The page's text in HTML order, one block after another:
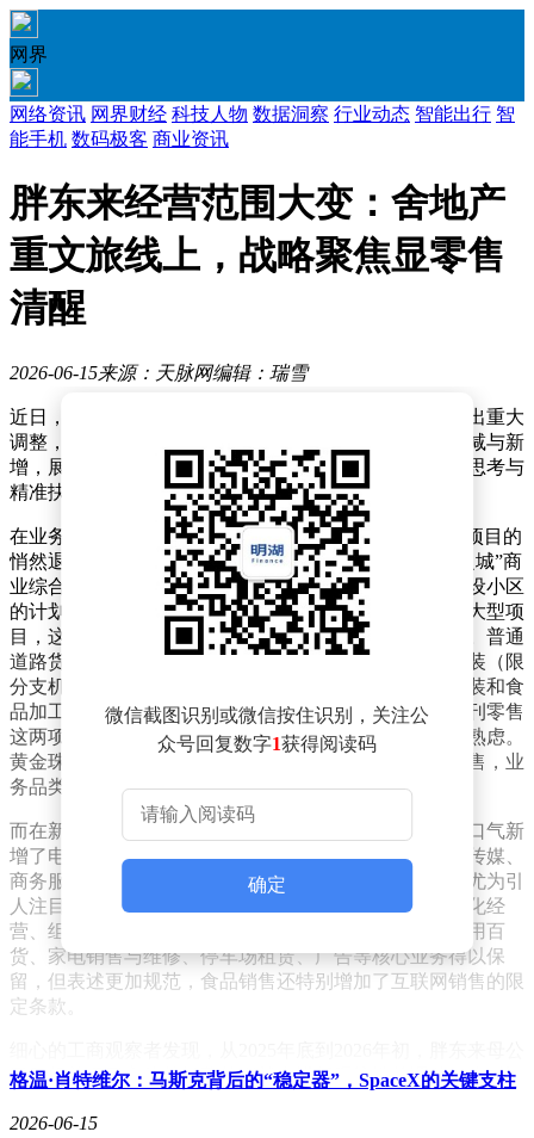
网界
网络资讯 网界财经 科技人物 数据洞察 行业动态 智能出行 智
能手机 数码极客 商业资讯
胖东来经营范围大变：舍地产
重文旅线上，战略聚焦显零售
清醒
2026-06-15来源：天脉网编辑：瑞雪
近日，许昌市胖东来商贸集团有限公司在经营范围上做出重大
调整，引发商界广泛关注。此次调整涉及多项业务的删减与新
增，展现出这家区域零售龙头企业在战略布局上的深刻思考与
精准抉择。
在业务删减方面，最引人注目的当属“房地产开发销售”项目的
悄然退出。此前，胖东来正全力推进投资65亿元的“梦之城”商
业综合体项目，公司创始人于东来在直播中还透露有建设小区
的计划。一边舍弃地产开发资质，一边却在大手笔投资大型项
目，这种看似矛盾的操作，实则蕴含着独特的商业逻辑。普通
道路货物运输、电子游戏（限分支机构）、炒货食品分装（限
分支机构）、香烟零售、图书期刊及音像制品零售、服装和食
品加工等业务也被一并删减。其中，香烟零售和图书期刊零售
这两项需要特种许可证的业务被放弃，显然经过了深思熟虑。
黄金珠宝批发零售业务也调整为金银制品、珠宝首饰零售，业
务品类有所收缩。
而在新增业务方面，此次调整更是亮点纷呈。胖东来一口气新
增了电信业务、互联网销售、医疗器械、进出口、文旅传媒、
商务服务以及多个细分零售类别。其中，文旅传媒板块尤为引
人注目，涵盖了电影摄制、广播电视节目制作、网络文化经
营、组织文化艺术交流等多项业务。原有的化妆品、日用百
货、家电销售与维修、停车场租赁、广告等核心业务得以保
留，但表述更加规范，食品销售还特别增加了互联网销售的限
定条款。
司及相关项目主体的经营范围就在进行系统性的调整。为“梦
公司”，其经营范围涵盖日用百货、非居住房地产租赁、商业
微信截图识别或微信按住识别，关注公
众号回复数字1获得阅读码
确定
格温·肖特维尔：马斯克背后的“稳定器”，SpaceX的关键支柱
2026-06-15